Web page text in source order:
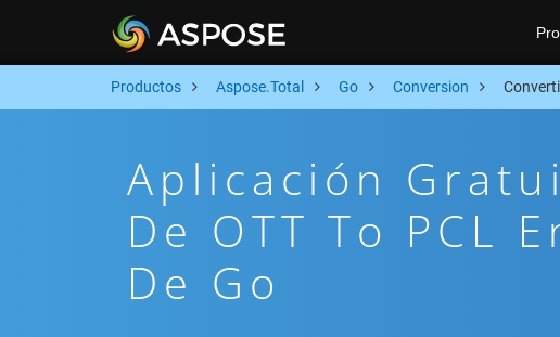
Productos Aspose.Total Go Conversion
Aplicación
De OTT To PCL
De Go